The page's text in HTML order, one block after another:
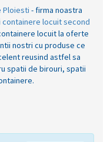
Ploiesti - firma noastra
containere locuit second
locuit la oferte
nostri cu produse ce
reusind astfel sa
spatii de birouri, spatii